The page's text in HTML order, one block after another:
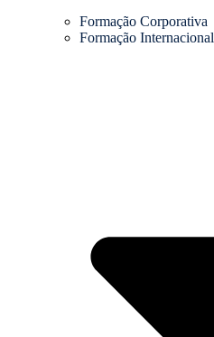
Formação Corporativa
Formação Internacional